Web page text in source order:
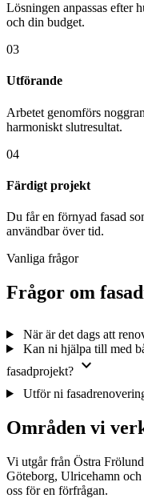
Lösningen anpassas efter
och din budget.
03
Utförande
Arbetet genomförs
harmoniskt slutresultat.
04
Färdigt projekt
Du får en förnyad fasad
användbar över tid.
Vanliga frågor
Frågor om
När är det dags att
Kan ni hjälpa till med
fasadprojekt? expand_more
Utför ni
Områden vi
Vi utgår från Östra
Göteborg, Ulricehamn
oss för en förfrågan.